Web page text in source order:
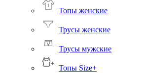
Топы женские
Трусы женские
Трусы мужские
Топы Size+